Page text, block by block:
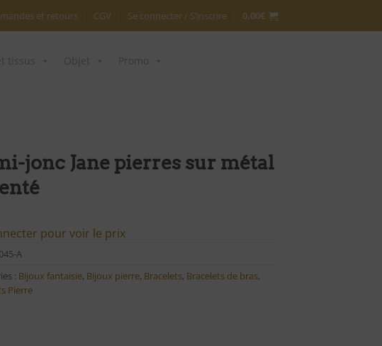
et retours CGV Se connecter / S’inscrire 0,00€
jonc Jane pierres sur métal
pour voir le prix
A
: Bijoux fantaisie, Bijoux pierre, Bracelets, Bracelets de bras,
Pierre